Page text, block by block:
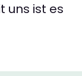
uns ist es